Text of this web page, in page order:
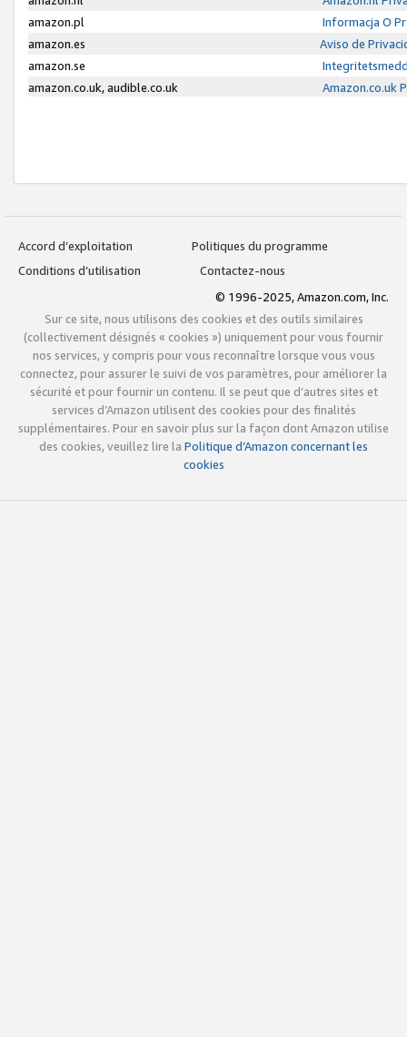
amazon.pl
Informacja O
amazon.es
Aviso de
amazon.se
amazon.co.uk, audible.co.uk
Amazon.co.uk
Accord d’exploitation
Politiques du programme
Conditions d’utilisation
Contactez-nous
© 1996-2025, Amazon.com, Inc.
Sur ce site, nous utilisons des cookies et des outils similaires
(collectivement désignés « cookies ») uniquement pour vous fournir
nos services, y compris pour vous reconnaître lorsque vous vous
connectez, pour assurer le suivi de vos paramètres, pour améliorer la
sécurité et pour fournir un contenu. Il se peut que d’autres sites et
services d’Amazon utilisent des cookies pour des finalités
supplémentaires. Pour en savoir plus sur la façon dont Amazon utilise
des cookies, veuillez lire la Politique d’Amazon concernant les
cookies